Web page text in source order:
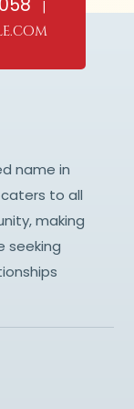
|
name in
to all
making
seeking